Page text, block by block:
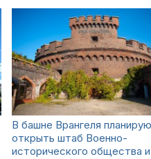
В башне Врангеля
открыть штаб Военно-
исторического общества и